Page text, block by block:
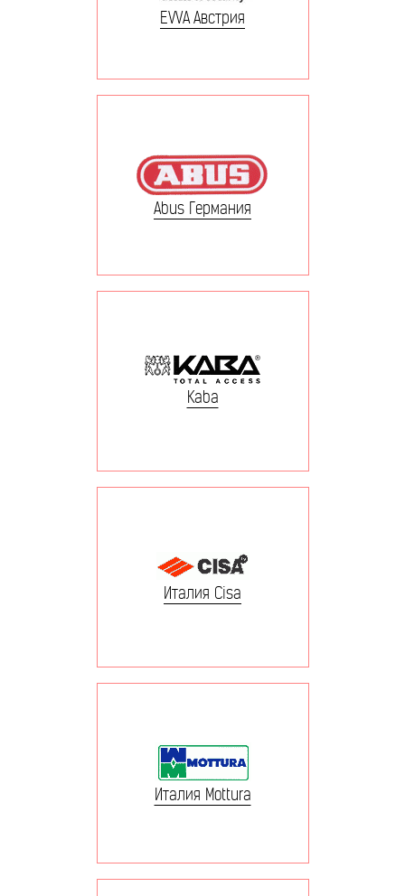
EVVA Австрия
Abus Германия
Kaba
Италия Cisa
Италия Mottura